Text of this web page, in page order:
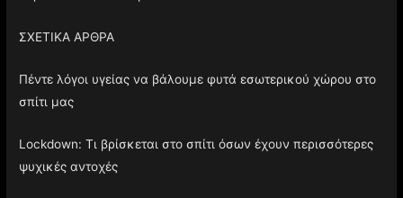
ΣΧΕΤΙΚΑ ΑΡΘΡΑ
Πέντε λόγοι υγείας να βάλουμε φυτά εσωτερικού χώρου στο
σπίτι μας
Lockdown: Τι βρίσκεται στο σπίτι όσων έχουν περισσότερες
ψυχικές αντοχές